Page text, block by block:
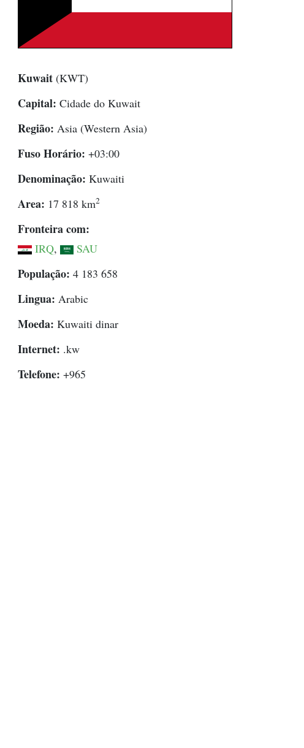
Kuwait (KWT)
Capital: Cidade do Kuwait
Região: Asia (Western Asia)
Fuso Horário: +03:00
Denominação: Kuwaiti
Area: 17 818 km2
Fronteira com:
IRQ, SAU
População: 4 183 658
Lingua: Arabic
Moeda: Kuwaiti dinar
Internet: .kw
Telefone: +965